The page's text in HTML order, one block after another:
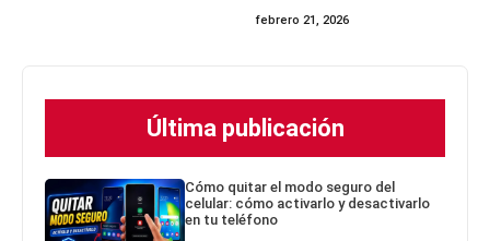
febrero 21, 2026
Última publicación
Cómo quitar el modo seguro del
celular: cómo activarlo y desactivarlo
en tu teléfono